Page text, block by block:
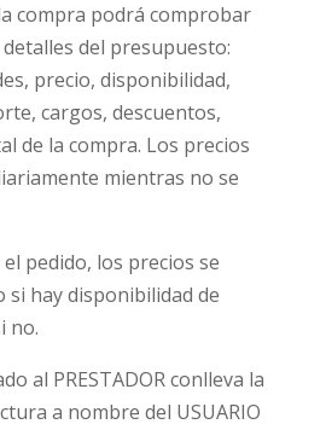
compra podrá comprobar
del presupuesto:
precio, disponibilidad,
cargos, descuentos,
de la compra. Los precios
mientras no se
pedido, los precios se
hay disponibilidad de
no.
al PRESTADOR conlleva la
a nombre del USUARIO